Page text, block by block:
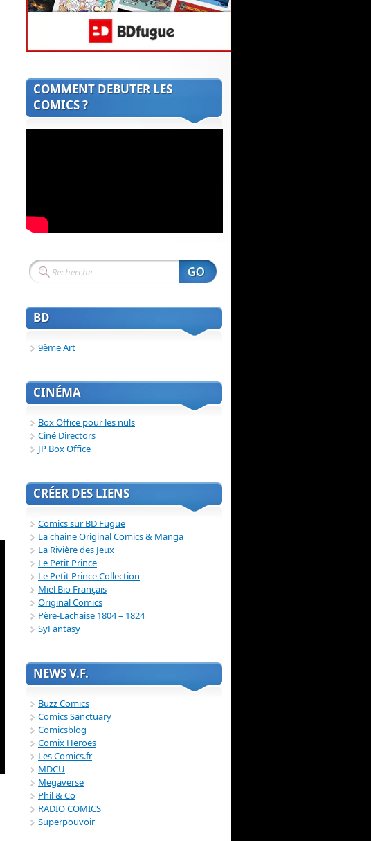
COMMENT DEBUTER LES
COMICS ?
BD
9ème Art
CINÉMA
Box Office pour les nuls
Ciné Directors
JP Box Office
CRÉER DES LIENS
Comics sur BD Fugue
La chaine Original Comics & Manga
La Rivière des Jeux
Le Petit Prince
Le Petit Prince Collection
Miel Bio Français
Original Comics
Père-Lachaise 1804 – 1824
SyFantasy
NEWS V.F.
Buzz Comics
Comics Sanctuary
Comicsblog
Comix Heroes
Les Comics.fr
MDCU
Megaverse
Phil & Co
RADIO COMICS
Superpouvoir